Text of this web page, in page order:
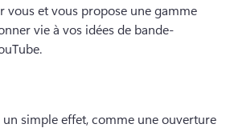
vous et vous propose une gamme
vie à vos idées de bande-
simple effet, comme une ouverture